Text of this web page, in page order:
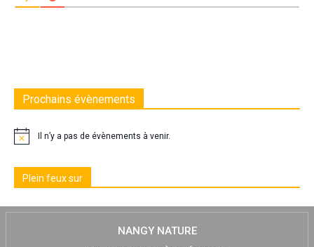
Prochains évènements
Il n’y a pas de évènements à venir.
Plein feux sur
NANGY NATURE